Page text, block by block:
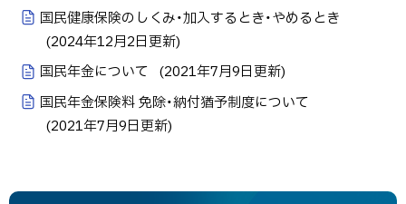
国民健康保険のしくみ・加入するとき・やめるとき
(2024年12月2日更新)
国民年金について (2021年7月9日更新)
国民年金保険料 免除・納付猶予制度について
(2021年7月9日更新)